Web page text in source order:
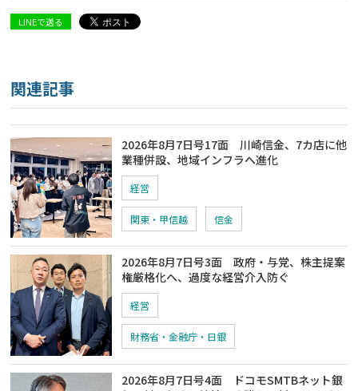
LINEで送る
関連記事
2026年8月7日号17面 川崎信金、7カ店に他
業種併設、地域インフラへ進化
経営
関東・甲信越 信金
2026年8月7日号3面 政府・与党、株主提案
権厳格化へ、過度な経営介入防ぐ
経営
財務省・金融庁・日銀
2026年8月7日号4面 ドコモSMTBネット銀